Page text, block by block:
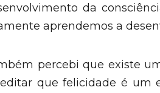
da
aprendemos a
percebi que existe
que felicidade é um